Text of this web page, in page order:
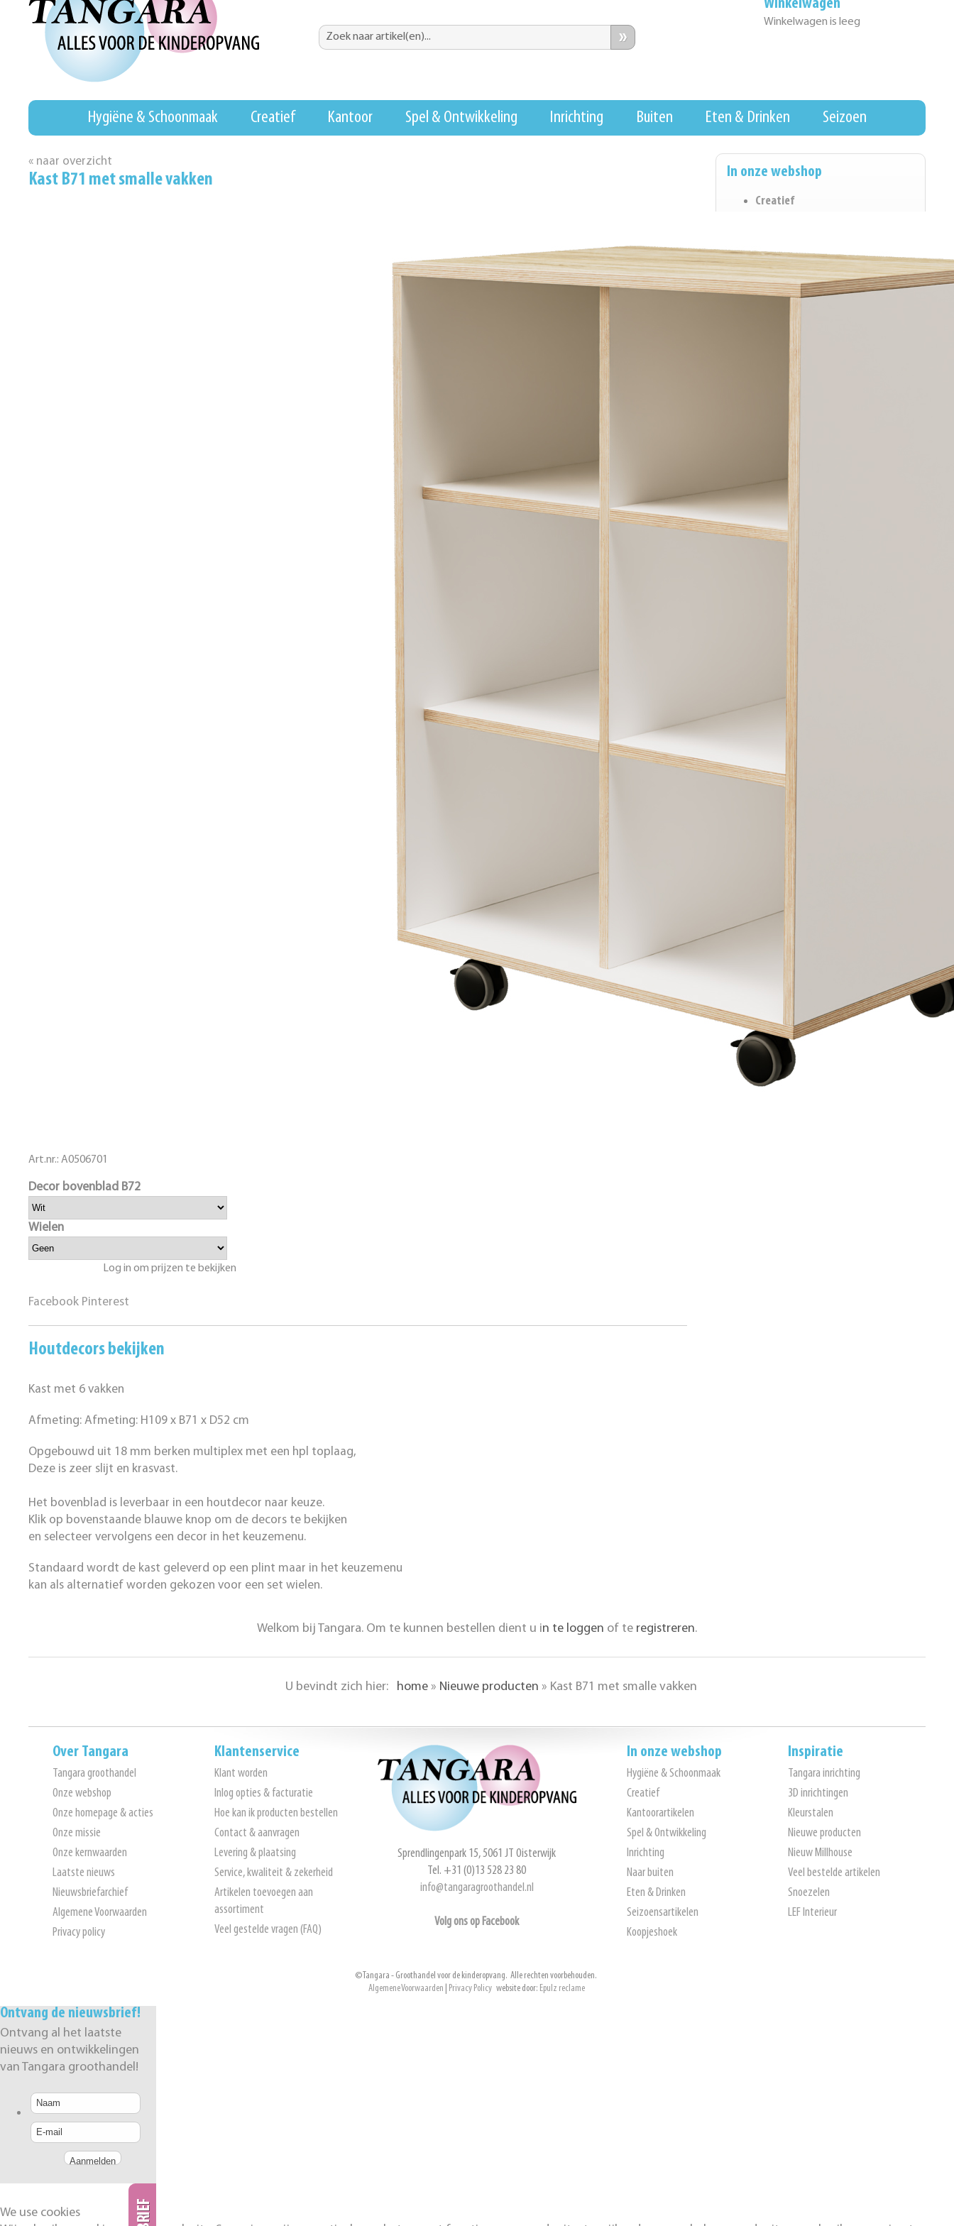
Winkelwagen
Winkelwagen is leeg
»
Hygiëne & Schoonmaak Creatief Kantoor Spel & Ontwikkeling Inrichting Buiten Eten & Drinken Seizoen
In onze webshop
Creatief
Hygiene & Schoonmaak
Koopjeshoek
Kantoorartikelen
Spel & Ontwikkeling
Seizoen
Inrichten
Naar buiten
Nieuwe producten
Veel bestelde artikelen
« naar overzicht
Kast B71 met smalle vakken
Art.nr.: A0506701
Decor bovenblad B72
Wielen
Log in om prijzen te bekijken
Facebook Pinterest
Houtdecors bekijken
Kast met 6 vakken
Afmeting: Afmeting: H109 x B71 x D52 cm
Opgebouwd uit 18 mm berken multiplex met een hpl toplaag,
Deze is zeer slijt en krasvast.
Het bovenblad is leverbaar in een houtdecor naar keuze.
Klik op bovenstaande blauwe knop om de decors te bekijken
en selecteer vervolgens een decor in het keuzemenu.
Standaard wordt de kast geleverd op een plint maar in het keuzemenu
kan als alternatief worden gekozen voor een set wielen.
Welkom bij Tangara. Om te kunnen bestellen dient u in te loggen of te registreren.
U bevindt zich hier: home » Nieuwe producten » Kast B71 met smalle vakken
Over Tangara
Tangara groothandel
Onze webshop
Onze homepage & acties
Onze missie
Onze kernwaarden
Laatste nieuws
Nieuwsbriefarchief
Algemene Voorwaarden
Privacy policy
Klantenservice
Klant worden
Inlog opties & facturatie
Hoe kan ik producten bestellen
Contact & aanvragen
Levering & plaatsing
Service, kwaliteit & zekerheid
Artikelen toevoegen aan
assortiment
Veel gestelde vragen (FAQ)
Sprendlingenpark 15, 5061 JT Oisterwijk
Tel. +31 (0)13 528 23 80
info@tangaragroothandel.nl
Volg ons op Facebook
In onze webshop
Hygiëne & Schoonmaak
Creatief
Kantoorartikelen
Spel & Ontwikkeling
Inrichting
Naar buiten
Eten & Drinken
Seizoensartikelen
Koopjeshoek
Inspiratie
Tangara inrichting
3D inrichtingen
Kleurstalen
Nieuwe producten
Nieuw Millhouse
Veel bestelde artikelen
Snoezelen
LEF Interieur
© Tangara - Groothandel voor de kinderopvang. Alle rechten voorbehouden.
Algemene Voorwaarden
Privacy Policy website door: Epulz reclame
Ontvang de nieuwsbrief!
Ontvang al het laatste
nieuws en ontwikkelingen
van Tangara groothandel!
We use cookies